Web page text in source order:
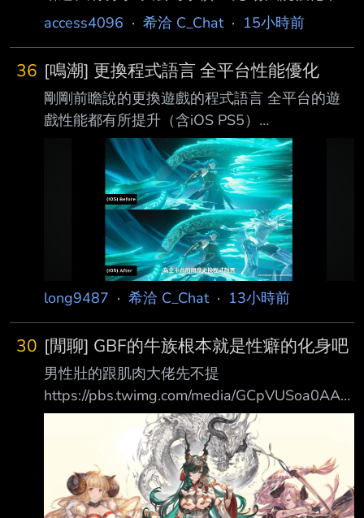
年防沉迷機制 2026-08-07 By 薯泥 中國河南省
訟，控告騰訊（Tencent）、網易
（NetEase）、米哈遊（miHoYo）以及三七互
娛（37 Interactive Entertainment）等四家 中國
遊戲公司，象徵性求償人民幣 10 元（約新台幣
42 元、1.5 美元）。 秦華強調，提告目的並非
為了金錢，而是希望透過司法途徑督促遊戲業者
切實履行未成年人 防
access4096 · 希洽 C_Chat· 15小時前
36 [鳴潮] 更換程式語言 全平台性能優化
剛剛前瞻說的更換遊戲的程式語言 全平台的遊
戲性能都有所提升（含iOS PS5）
https://i.imgur.com/rLku89G.jpeg
https://i.imgur.com/7EEkFkS.jpeg
https://i.imgur.com/WqIWyZz.jpeg 右上角有幀
數差別 一直被講的性能優化終於被提到了 而且
是全平台不是只有PC而已 實際上線體感不知道
long9487 · 希洽 C_Chat· 13小時前
30 [閒聊] GBF的牛族根本就是性癖的化身吧
男性壯的跟肌肉大佬先不提
https://pbs.twimg.com/media/GCpVUSoa0AAK
slf.png 為啥她們女性會矮成這樣啊 矮就算了 還
各個都是巨乳 相當於巨乳小隻馬 頭上還長角方
便抓住 很懷疑這是不是CY設計師的性癖導致
的？？？ --